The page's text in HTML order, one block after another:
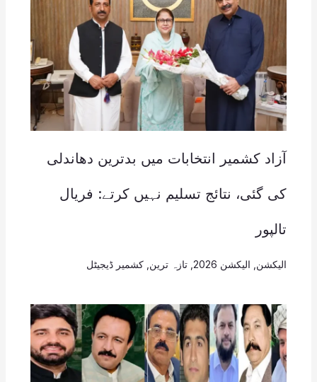
آزاد کشمیر انتخابات میں بدترین دھاندلی
کی گئی، نتائج تسلیم نہیں کرتے: فریال
تالپور
الیکشن الیکشن 2026 , تازہ ترین کشمیر ڈیجیٹل